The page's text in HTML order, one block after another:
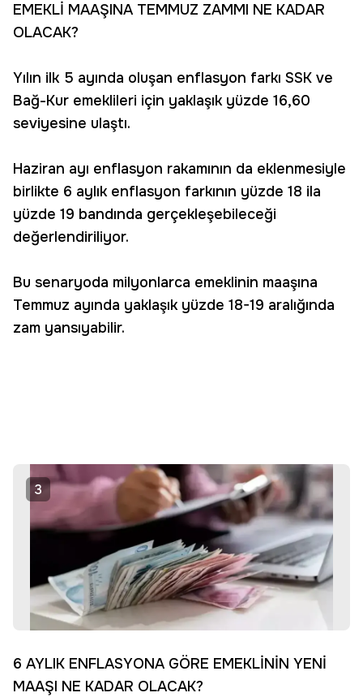
EMEKLİ MAAŞINA TEMMUZ ZAMMI NE KADAR
OLACAK?
Yılın ilk 5 ayında oluşan enflasyon farkı SSK ve
Bağ-Kur emeklileri için yaklaşık yüzde 16,60
seviyesine ulaştı.
Haziran ayı enflasyon rakamının da eklenmesiyle
birlikte 6 aylık enflasyon farkının yüzde 18 ila
yüzde 19 bandında gerçekleşebileceği
değerlendiriliyor.
Bu senaryoda milyonlarca emeklinin maaşına
Temmuz ayında yaklaşık yüzde 18-19 aralığında
zam yansıyabilir.
3
6 AYLIK ENFLASYONA GÖRE EMEKLİNİN YENİ
MAAŞI NE KADAR OLACAK?